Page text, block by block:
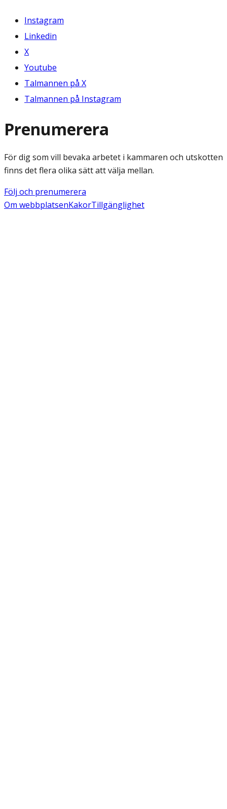
Instagram
Linkedin
X
Youtube
Talmannen på X
Talmannen på Instagram
Prenumerera
För dig som vill bevaka arbetet i kammaren och utskotten
finns det flera olika sätt att välja mellan.
Följ och prenumerera
Om webbplatsenKakorTillgänglighet